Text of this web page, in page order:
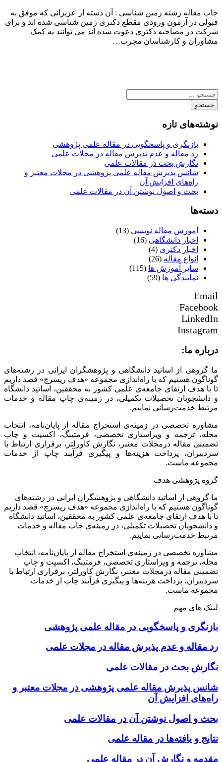
چاپ مقاله رشته زمین شناسی : آن دسته از عزیزانی که موفق به
قبولی در آزمون ورودی مقطع دکتری زمین شناسی شده اند و برای
شرکت در مصاحبه دکتری دعوت شده اند می توانند به کمک
مشاوران و کارشناسان مجرب…
جستجو
نوشته‌های تازه
بازنگری و پاسخگویی در مقاله علمی پژوهشی
رد مقاله و عدم پذیرش مقاله در مجلات علمی
نگارش بحث در مقالات علمی
شانس پذیرش مقاله علمی پژوهشی در مجلات معتبر و
راه‌های افزایش آن
بحث و اصول نوشتن آن در مقالات علمی
دسته‌ها
آموزش مقاله نویسی (13)
اخبار دانشگاهی (16)
اخبار دکتری (4)
انواع مقاله (26)
سایر آموزش ها (115)
نمایندگی ها (59)
Email
Facebook
LinkedIn
Instagram
درباره ما:
ما گروهی از اساتید دانشگاهی و پژوهشگران ایرانی در رشته‌های
گوناگون هستیم که با راه‌اندازی مجموعه «هدف ریسرچ» قصد داریم
تا با هدف ارتقای جامعه‌ی علمی کشور به محققین، اساتید دانشگاه
و دانشجویان تحصیلات تکمیلی، در زمینه‌ی چاپ مقاله و خدمات
مرتبط خدمت‌رسانی نماییم.
مشاوره تخصصی در زمینه‌ی استخراج مقاله از پایان‌نامه، انتخاب
مجله، ترجمه و ویراستاری تخصصی، فرمتینگ، اکسپت و چاپ
تضمینی مقاله درمجلات معتبر، نگارش کاورلتر، برقراری ارتباط با
سردبیران، پرداخت هزینه‌ها و پیگیری فرآیند چاپ از خدمات
مجموعه ماست.
گروه پژوهشی هدف
ما گروهی از اساتید دانشگاهی و پژوهشگران ایرانی در رشته‌های
گوناگون هستیم که با راه‌اندازی مجموعه «هدف ریسرچ» قصد داریم
تا با هدف ارتقای جامعه‌ی علمی کشور به محققین، اساتید دانشگاه
و دانشجویان تحصیلات تکمیلی، در زمینه‌ی چاپ مقاله و خدمات
مرتبط خدمت‌رسانی نماییم.
مشاوره تخصصی در زمینه‌ی استخراج مقاله از پایان‌نامه، انتخاب
مجله، ترجمه و ویراستاری تخصصی، فرمتینگ، اکسپت و چاپ
تضمینی مقاله درمجلات معتبر، نگارش کاورلتر، برقراری ارتباط با
سردبیران، پرداخت هزینه‌ها و پیگیری فرآیند چاپ از خدمات
مجموعه ماست.
لینک های مهم
بازنگری و پاسخگویی در مقاله علمی پژوهشی
رد مقاله و عدم پذیرش مقاله در مجلات علمی
نگارش بحث در مقالات علمی
شانس پذیرش مقاله علمی پژوهشی در مجلات معتبر و
راه‌های افزایش آن
بحث و اصول نوشتن آن در مقالات علمی
نتایج و یافته‌ها در مقاله علمی
مقدمه و نگارش آن در مقاله علمی